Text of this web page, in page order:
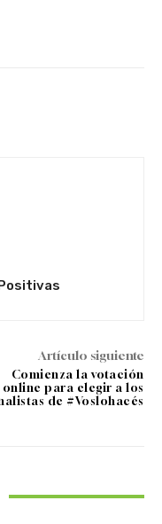
Artículo siguiente
Comienza la votación
online para elegir a los
de #Voslohacés